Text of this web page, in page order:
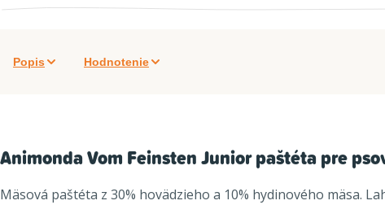
Popis Hodnotenie
Animonda Vom Feinsten Junior paštéta pre
Mäsová paštéta z 30% hovädzieho a 10% hydinového mäsa.